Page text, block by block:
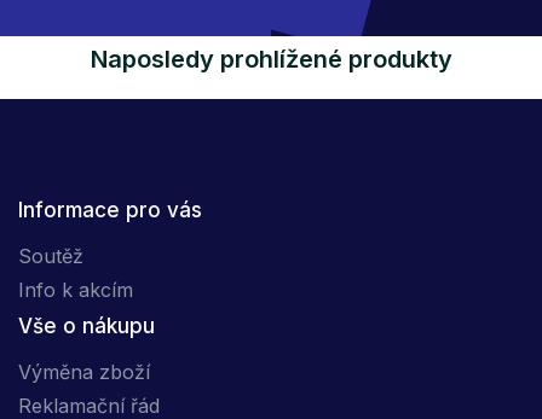
Naposledy prohlížené produkty
Informace pro vás
Soutěž
Info k akcím
Vše o nákupu
Výměna zboží
Reklamační řád